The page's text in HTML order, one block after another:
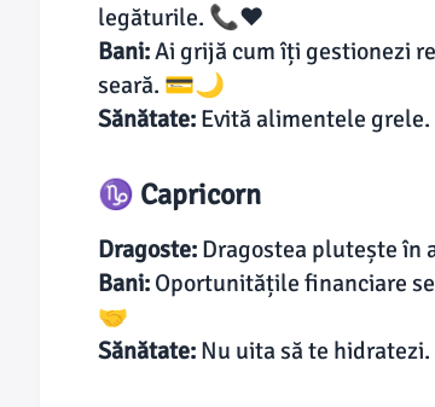
legăturile. 📞❤
Bani:Ai grijă cum îți gestionezi
seară. 💳🌙
Sănătate: Evită alimentele
♑ Capricorn
Dragoste: Dragostea plutește în
Bani: Oportunitățile financiare
🤝
Sănătate: Nu uita să te